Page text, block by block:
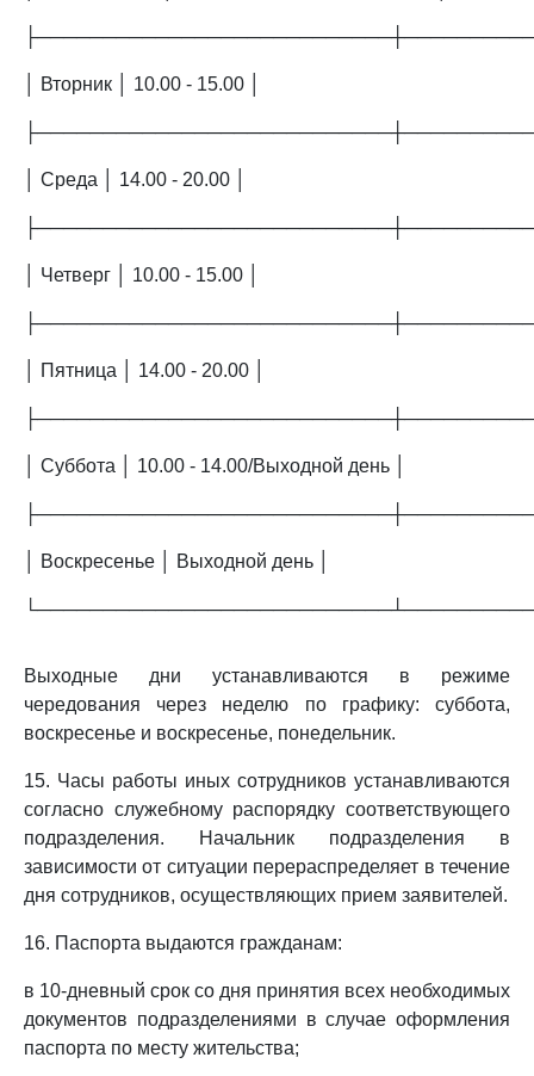
│ Вторник │ 10.00 - 15.00 │
│ Среда │ 14.00 - 20.00 │
│ Четверг │ 10.00 - 15.00 │
│ Пятница │ 14.00 - 20.00 │
│ Суббота │ 10.00 - 14.00/Выходной день │
│ Воскресенье │ Выходной день │
Выходные дни устанавливаются в режиме
чередования через неделю по графику: суббота,
воскресенье и воскресенье, понедельник.
15. Часы работы иных сотрудников устанавливаются
согласно служебному распорядку соответствующего
подразделения. Начальник подразделения в
зависимости от ситуации перераспределяет в течение
дня сотрудников, осуществляющих прием заявителей.
16. Паспорта выдаются гражданам:
в 10-дневный срок со дня принятия всех необходимых
документов подразделениями в случае оформления
паспорта по месту жительства;